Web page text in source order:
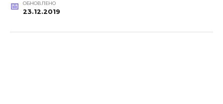
ОБНОВЛЕНО
23.12.2019